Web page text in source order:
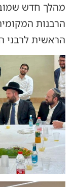
מהלך חדש
הרבנות
הראשית לרבני